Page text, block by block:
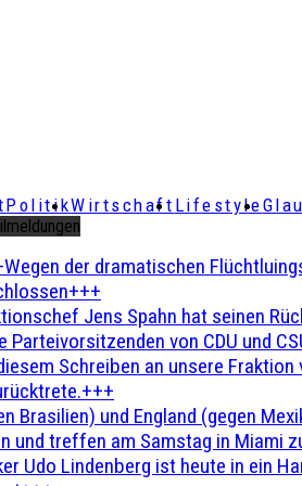
PolitikWirtschaft Lifestyle
der dramatischen
Jens Spahn hat seinen
von CDU und
Schreiben an unsere
Brasilien) und England (gegen
und treffen am Samstag in Miami
Udo Lindenberg ist heute in ein